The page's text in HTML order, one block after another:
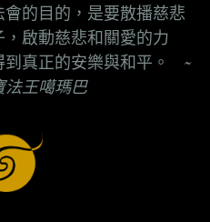
會的目的，是要散播慈悲
啟動慈悲和關愛的力
真正的安樂與和平。
~
法王噶瑪巴